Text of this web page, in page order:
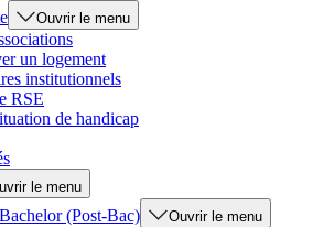
Ouvrir le menu
un logement
institutionnels
RSE
de handicap
le menu
(Post-Bac) Ouvrir le menu